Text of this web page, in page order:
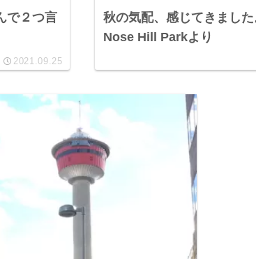
で２つ言
2021.09.25
秋の気配、感じてきまし
Nose Hill Parkより